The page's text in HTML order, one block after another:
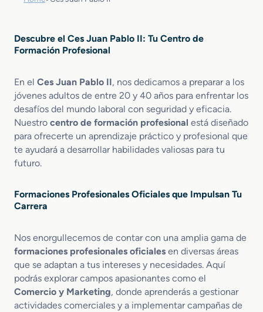
Descubre el Ces Juan Pablo II: Tu Centro de
Formación Profesional
En el Ces Juan Pablo II, nos dedicamos a preparar a los
jóvenes adultos de entre 20 y 40 años para enfrentar los
desafíos del mundo laboral con seguridad y eficacia.
Nuestro centro de formación profesional está diseñado
para ofrecerte un aprendizaje práctico y profesional que
te ayudará a desarrollar habilidades valiosas para tu
futuro.
Formaciones Profesionales Oficiales que Impulsan Tu
Carrera
Nos enorgullecemos de contar con una amplia gama de
formaciones profesionales oficiales en diversas áreas
que se adaptan a tus intereses y necesidades. Aquí
podrás explorar campos apasionantes como el
Comercio y Marketing, donde aprenderás a gestionar
actividades comerciales y a implementar campañas de